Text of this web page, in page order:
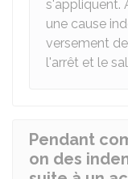
s'appliquent.
une cause
versement
l'arrêt et le
Pendant
on des